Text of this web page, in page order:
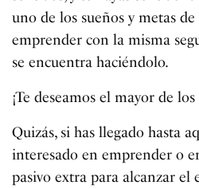
uno de los sueños y metas
emprender con la misma
se encuentra haciéndolo.
¡Te deseamos el mayor de
Quizás, si has llegado hasta
interesado en emprender o
pasivo extra para alcanzar el